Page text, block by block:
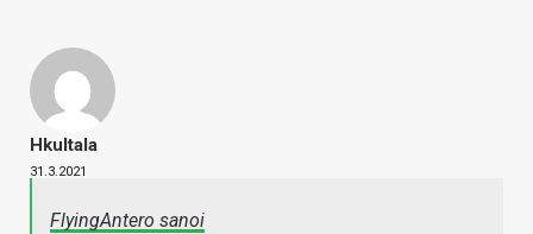
Hkultala
31.3.2021
FlyingAntero sanoi